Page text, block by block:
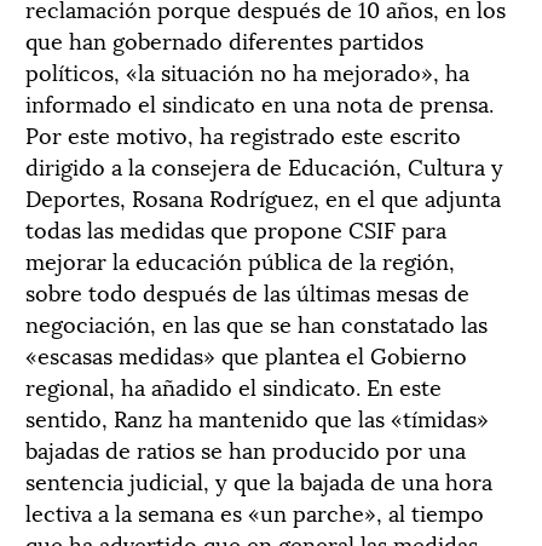
reclamación porque después de 10 años, en los
que han gobernado diferentes partidos
políticos, «la situación no ha mejorado», ha
informado el sindicato en una nota de prensa.
Por este motivo, ha registrado este escrito
dirigido a la consejera de Educación, Cultura y
Deportes, Rosana Rodríguez, en el que adjunta
todas las medidas que propone CSIF para
mejorar la educación pública de la región,
sobre todo después de las últimas mesas de
negociación, en las que se han constatado las
«escasas medidas» que plantea el Gobierno
regional, ha añadido el sindicato. En este
sentido, Ranz ha mantenido que las «tímidas»
bajadas de ratios se han producido por una
sentencia judicial, y que la bajada de una hora
lectiva a la semana es «un parche», al tiempo